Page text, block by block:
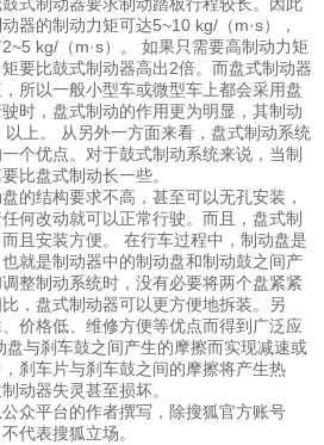
式制动器要求制动踏板行程较长。因此
器的制动力矩可达5~10 kg/（m·s），
kg/（m·s）。 如果只需要高制动力矩
要比鼓式制动器高出2倍。而盘式制动器
所以一般小型车或微型车上都会采用盘
时，盘式制动的作用更为明显，其制动
上。 从另外一方面来看，盘式制动系统
个优点。对于鼓式制动系统来说，当制
比盘式制动长一些。
结构要求不高，甚至可以无孔安装，
何改动就可以正常行驶。而且，盘式制
且安装方便。 在行车过程中，制动盘是
就是制动器中的制动盘和制动鼓之间产
整制动系统时，没有必要将两个盘紧紧
，盘式制动器可以更方便地拆装。另
价格低、维修方便等优点而得到广泛应
盘与刹车鼓之间产生的摩擦而实现减速或
刹车片与刹车鼓之间的摩擦将产生热
动器失灵甚至损坏。
平台的作者撰写，除搜狐官方账号
代表搜狐立场。